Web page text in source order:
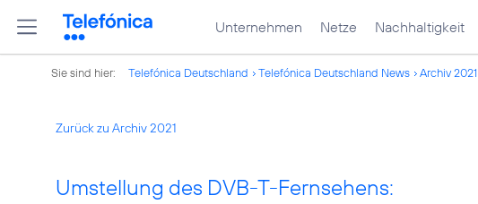
Unternehmen Netze Nachhaltigkeit
Sie sind hier: Telefónica Deutschland Telefónica Deutschland News Archiv 2021
Zurück zu Archiv 2021
Umstellung des DVB-T-Fernsehens: